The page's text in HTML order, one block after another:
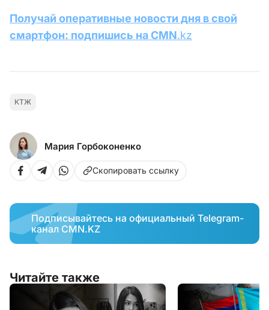
Получай оперативные новости дня в свой
смартфон: подпишись на CMN.kz
КТЖ
Мария Горбоконенко
Скопировать ссылку
Подписывайтесь на официальный Telegram-
канал CMN.KZ
Читайте также